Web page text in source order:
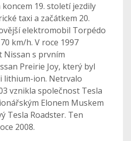
19. století jezdily
taxi a začátkem 20.
elektromobil Torpédo
km/h. V roce 1997
Nissan s prvním
Preirie Joy, který byl
lithium-ion. Netrvalo
vznikla společnost Tesla
Elonem Muskem
Tesla Roadster. Ten
2008.